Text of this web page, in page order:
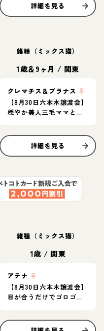
詳細を見る
雑種（ミックス猫）
1歳＆9ヶ月 / 関東
クレマチス＆プラナス ♀
【8月30日六本木譲渡会】
穏やか美人三毛ママと甘
詳細を見る
雑種（ミックス猫）
1歳 / 関東
アテナ ♀
【8月30日六本木譲渡会】
目が合うだけでゴロゴロ